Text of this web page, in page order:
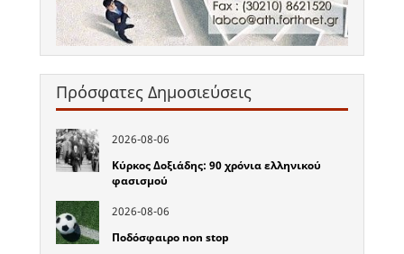
Πρόσφατες Δημοσιεύσεις
2026-08-06
Κύρκος Δοξιάδης: 90 χρόνια ελληνικού
φασισμού
2026-08-06
Ποδόσφαιρο non stop